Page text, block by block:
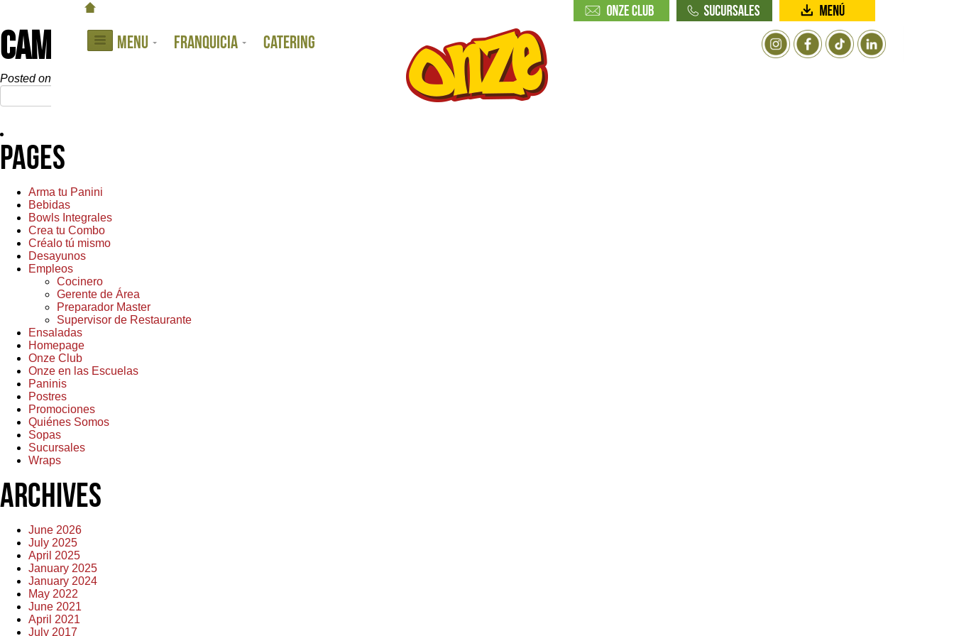
MENU FRANQUICIA CATERING
CAMINOS DE CENTENNIAL
Posted on:
for:
Pages
Arma tu Panini
Bebidas
Bowls Integrales
Crea tu Combo
Créalo tú mismo
Desayunos
Empleos
Cocinero
Gerente de Área
Preparador Master
Supervisor de Restaurante
Ensaladas
Homepage
Onze Club
Onze en las Escuelas
Paninis
Postres
Promociones
Quiénes Somos
Sopas
Sucursales
Wraps
Archives
June 2026
July 2025
April 2025
January 2025
January 2024
May 2022
June 2021
April 2021
July 2017